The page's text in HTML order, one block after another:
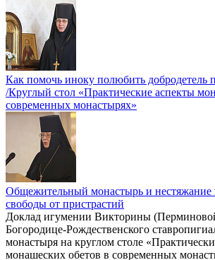
Как помочь иноку полюбить добродетель
/Круглый стол «Практические аспекты
современных монастырях»
Общежительный монастырь и нестяжание
свободы от пристрастий
Доклад игумении Викторины
Богородице-Рождественского
монастыря на круглом столе
монашеских обетов в современных